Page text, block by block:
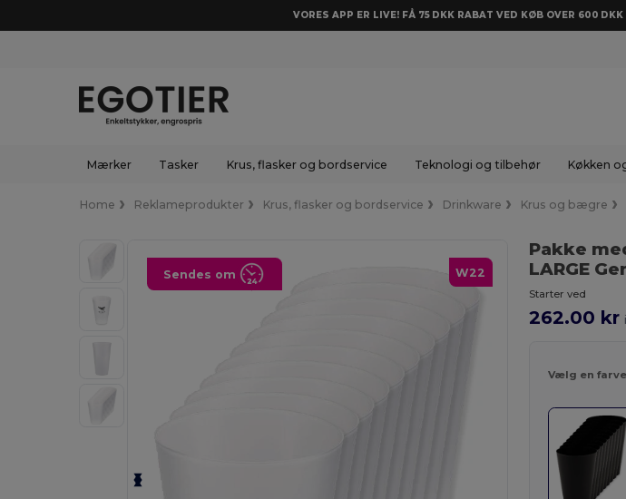
VORES APP ER LIVE! FÅ 75 DKK RABAT VED KØB OVER 600
Mærker Tasker Krus, flasker og bordservice Teknologi og tilbehør Køkken
Home Reklameprodukter Krus, flasker og bordservice Drinkware Krus og bægre
W22
Sendes om
Pakke
LARGE
Starter ved
262.00 kr
Vælg en